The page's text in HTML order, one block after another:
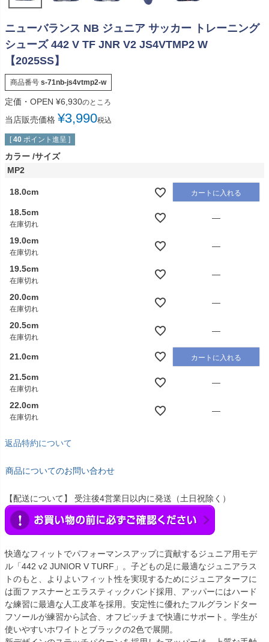
ニューバランス NB ジュニア サッカー トレーニング
シューズ 442 V TF JNR V2 JS4VTMP2 W
【2025SS】
商品番号 s-71nb-js4vtmp2-w
定価・OPEN ¥6,930のところ
当店販売価格 ¥3,990税込
[ 40 ポイント進呈 ]
カラー サイズ
MP2
18.0cm カートに入れる
18.5cm
在庫切れ
—
19.0cm
在庫切れ
—
19.5cm
在庫切れ
—
20.0cm
在庫切れ
—
20.5cm
在庫切れ
—
21.0cm カートに入れる
21.5cm
在庫切れ
—
22.0cm
在庫切れ
—
返品特約について
商品についてのお問い合わせ
【配送について】 受注後4営業日以内に発送（土日祝除く）
快適なフィットでパフォーマンスアップに貢献するジュニア用モデ
ル「442 v2 JUNIOR V TURF」。子どもの足に最適なジュニアラス
トのもと、よりよいフィット性を実現するためにジュニアターフに
は面ファスナーとエラスティックバンド採用、アッパーにはハード
な練習に最適な人工皮革を採用。安定性に優れたフルグランドター
フソールが練習から試合、オフピッチまで快適にサポート。学生が
使いやすいホワイトとブラックの2色で展開。